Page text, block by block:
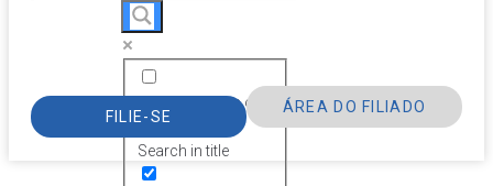
Exact matches only
Search in title
FILIE-SE
ÁREA DO FILIADO